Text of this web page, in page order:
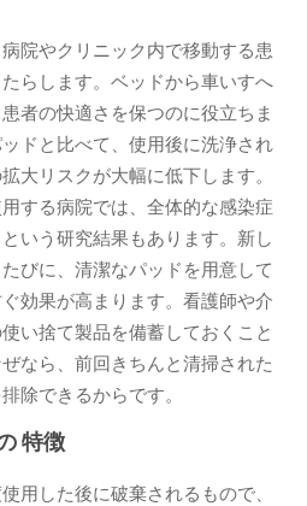
院やクリニック内で移動する患
らします。ベッドから車いすへ
者の快適さを保つのに役立ちま
ドと比べて、使用後に洗浄され
大リスクが大幅に低下します。
する病院では、全体的な感染症
いう研究結果もあります。新し
びに、清潔なパッドを用意して
効果が高まります。看護師や介
い捨て製品を備蓄しておくこと
なら、前回きちんと清掃された
除できるからです。
特徴
用した後に破棄されるもので、